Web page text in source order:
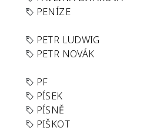
PENÍZE
PETR LUDWIG
PETR NOVÁK
PF
PÍSEK
PÍSNĚ
PIŠKOT